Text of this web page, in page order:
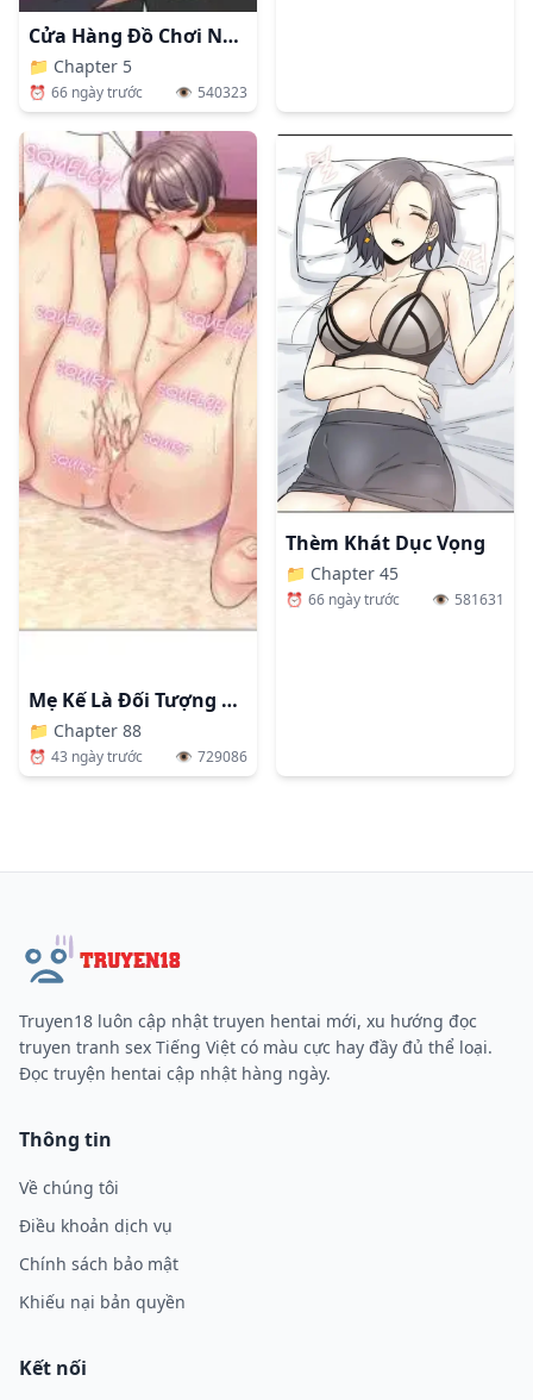
Cửa Hàng Đồ Chơi Người Lớn Ở Thế Giới Lạ
📁 Chapter 5
⏰ 66 ngày trước 👁️ 540323
Mẹ Kế Là Đối Tượng Làm Tình Của Tôi
📁 Chapter 88
⏰ 43 ngày trước 👁️ 729086
Thèm Khát Dục Vọng
📁 Chapter 45
⏰ 66 ngày trước 👁️ 581631
Truyen18 luôn cập nhật truyen hentai mới, xu hướng đọc
truyen tranh sex Tiếng Việt có màu cực hay đầy đủ thể loại.
Đọc truyện hentai cập nhật hàng ngày.
Thông tin
Về chúng tôi
Điều khoản dịch vụ
Chính sách bảo mật
Khiếu nại bản quyền
Kết nối